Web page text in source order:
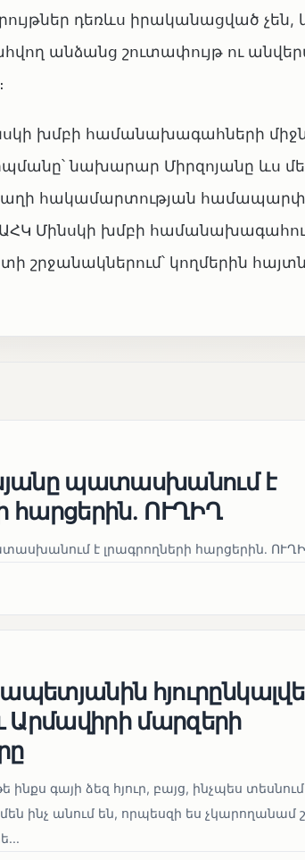
դեռևս իրականացված
անձանց շուտափույթ ու
խմբի համանախագահների
նախարար Միրզոյանը ևս
հակամարտության
Մինսկի խմբի
կողմերին
պատասխանում է
հարցերին․ ՈՒՂԻՂ
է լրագրողների հարցերին․
մարզերի
ինքս գայի ձեզ հյուր, բայց, ինչպես
ինչ անում են, որպեսզի ես չկարողանամ